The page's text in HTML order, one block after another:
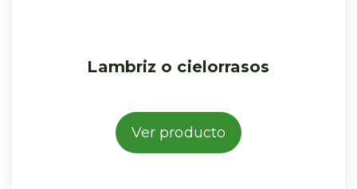
Lambriz o cielorrasos
Ver producto